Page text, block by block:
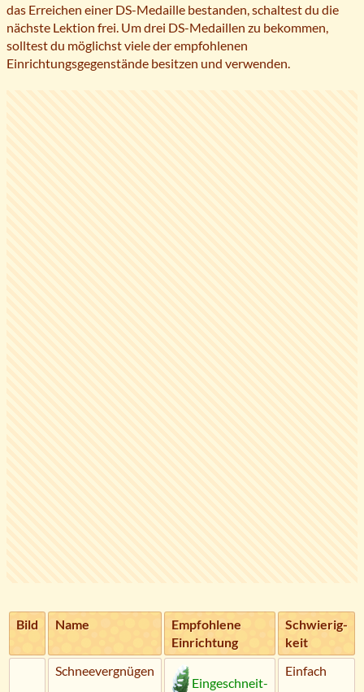
das Erreichen einer DS-Medaille bestanden, schaltest du die
nächste Lektion frei. Um drei DS-Medaillen zu bekommen,
solltest du möglichst viele der empfohlenen
Einrichtungsgegenstände besitzen und verwenden.
Bild Name
Empfohlene
Einrichtung
Schwierig­
keit
Schneevergnügen
Eingeschneit-
Einfach